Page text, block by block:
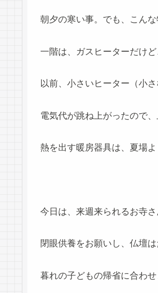
朝夕の寒い事。でも、こん
一階は、ガスヒーターだけ
以前、小さいヒーター（小
電気代が跳ね上がったので
熱を出す暖房器具は、夏場
今日は、来週来られるお寺
閉眼供養をお願いし、仏壇
暮れの子どもの帰省に合わせ